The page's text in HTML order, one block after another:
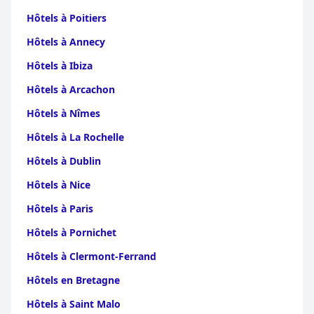
Hôtels à Poitiers
Hôtels à Annecy
Hôtels à Ibiza
Hôtels à Arcachon
Hôtels à Nîmes
Hôtels à La Rochelle
Hôtels à Dublin
Hôtels à Nice
Hôtels à Paris
Hôtels à Pornichet
Hôtels à Clermont-Ferrand
Hôtels en Bretagne
Hôtels à Saint Malo